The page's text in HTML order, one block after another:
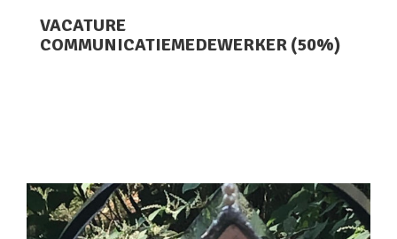
VACATURE
COMMUNICATIEMEDEWERKER (50%)